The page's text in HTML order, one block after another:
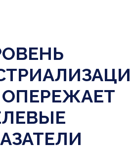
ОПЕРЕЖАЕТ